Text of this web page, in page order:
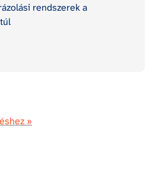
rendszerek a
»